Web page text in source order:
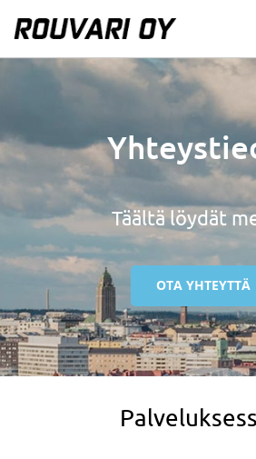
Täältä löydät
OTA YHTEYTTÄ